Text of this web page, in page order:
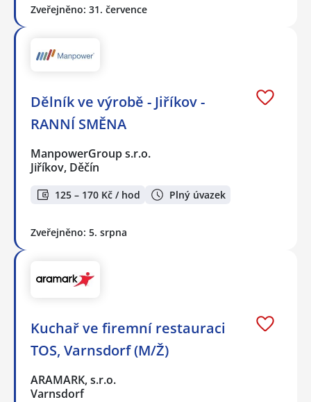
Zveřejněno: 31. července
Dělník ve výrobě - Jiříkov -
RANNÍ SMĚNA
ManpowerGroup s.r.o.
Jiříkov, Děčín
125 – 170 Kč / hod Plný úvazek
Zveřejněno: 5. srpna
Kuchař ve firemní restauraci
TOS, Varnsdorf (M/Ž)
ARAMARK, s.r.o.
Varnsdorf